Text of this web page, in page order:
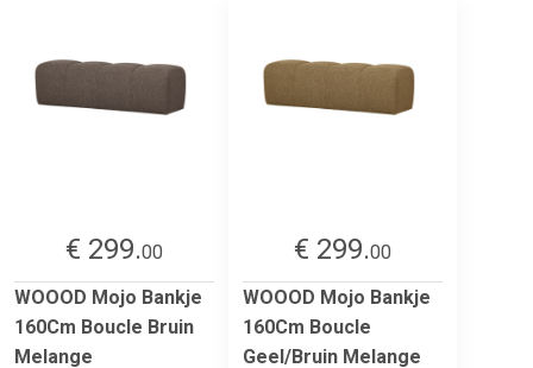
€ 299.00
WOOOD Mojo Bankje
160Cm Boucle Bruin
Melange
€ 299.00
WOOOD Mojo Bankje
160Cm Boucle
Geel/Bruin Melange